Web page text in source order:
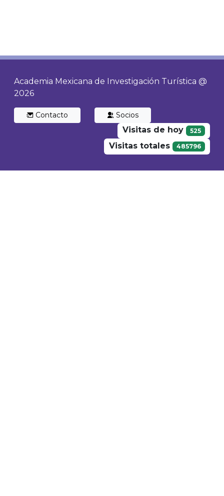
Academia Mexicana de Investigación Turística @
2026
Contacto Socios
Visitas de hoy 525
Visitas totales 485796